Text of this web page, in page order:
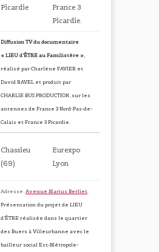
Picardie
France 3
Picardie.
Diffusion TV du documentaire
« LIEU d’ÊTRE au Familistère »,
réalisé par Charlène FAVIER et
David RAVEL et produit par
CHARLIE BUS PRODUCTION, sur les
antennes de France 3 Nord-Pas-de-
Calais et France 3 Picardie.
Chassieu
(69)
Eurexpo
Lyon
Adresse: Avenue Marius Berliet.
Présentation du projet de LIEU
d’ÊTRE réalisée dans le quartier
des Buers à Villeurbanne avec le
bailleur social Est-Métropole-